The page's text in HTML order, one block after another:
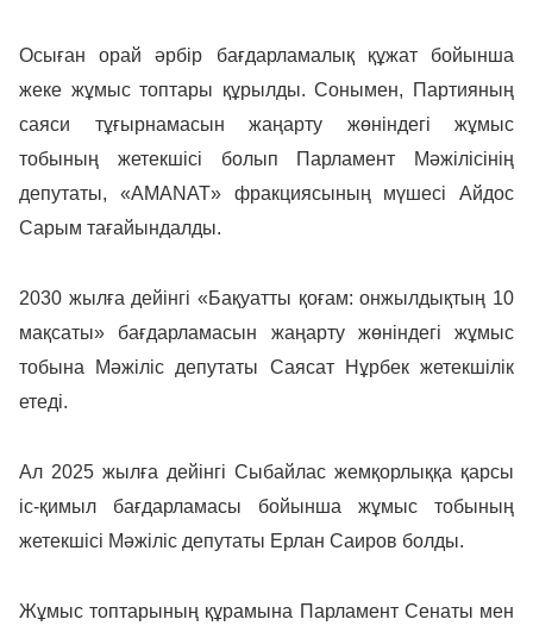
Осыған орай әрбір бағдарламалық құжат бойынша
жеке жұмыс топтары құрылды. Сонымен, Партияның
саяси тұғырнамасын жаңарту жөніндегі жұмыс
тобының жетекшісі болып Парламент Мәжілісінің
депутаты, «AMANAT» фракциясының мүшесі Айдос
Сарым тағайындалды.
2030 жылға дейінгі «Бақуатты қоғам: онжылдықтың 10
мақсаты» бағдарламасын жаңарту жөніндегі жұмыс
тобына Мәжіліс депутаты Саясат Нұрбек жетекшілік
етеді.
Ал 2025 жылға дейінгі Сыбайлас жемқорлыққа қарсы
іс-қимыл бағдарламасы бойынша жұмыс тобының
жетекшісі Мәжіліс депутаты Ерлан Саиров болды.
Жұмыс топтарының құрамына Парламент Сенаты мен